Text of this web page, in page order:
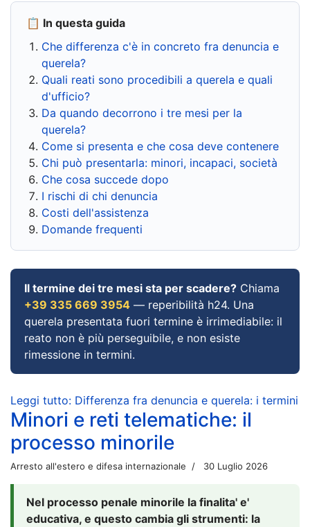
📋 In questa guida
Che differenza c'è in concreto fra denuncia e
querela?
Quali reati sono procedibili a querela e quali
d'ufficio?
Da quando decorrono i tre mesi per la
querela?
Come si presenta e che cosa deve contenere
Chi può presentarla: minori, incapaci, società
Che cosa succede dopo
I rischi di chi denuncia
Costi dell'assistenza
Domande frequenti
Il termine dei tre mesi sta per scadere? Chiama
+39 335 669 3954 — reperibilità h24. Una
querela presentata fuori termine è irrimediabile: il
reato non è più perseguibile, e non esiste
rimessione in termini.
Leggi tutto: Differenza fra denuncia e querela: i termini
Minori e reti telematiche: il
processo minorile
Arresto all'estero e difesa internazionale 30 Luglio 2026
Nel processo penale minorile la finalita' e'
educativa, e questo cambia gli strumenti: la